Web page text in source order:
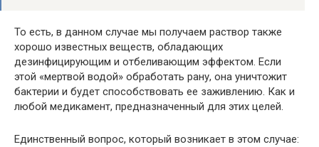
То есть, в данном случае мы получаем раствор также
хорошо известных веществ, обладающих
дезинфицирующим и отбеливающим эффектом. Если
этой «мертвой водой» обработать рану, она уничтожит
бактерии и будет способствовать ее заживлению. Как и
любой медикамент, предназначенный для этих целей.
Единственный вопрос, который возникает в этом случае: